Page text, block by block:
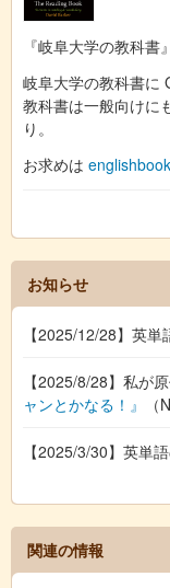
『岐阜大学の教科書』
岐阜大学の教科書に
教科書は一般向けに
り。
お求めは
お知らせ
【2025/12/28】英
【2025/8/28】私が
ャンとかなる！』
【2025/3/30】英単
関連の情報